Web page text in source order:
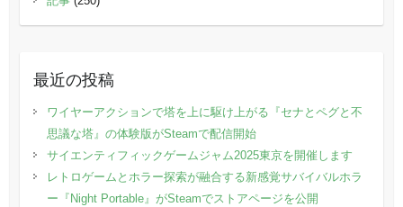
最近の投稿
ワイヤーアクションで塔を上に駆け上がる『セナとペグと不
思議な塔』の体験版がSteamで配信開始
サイエンティフィックゲームジャム2025東京を開催します
レトロゲームとホラー探索が融合する新感覚サバイバルホラ
ー『Night Portable』がSteamでストアページを公開